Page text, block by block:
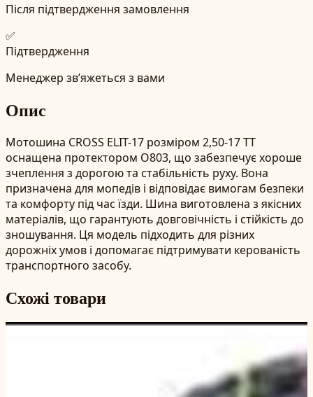
Після підтвердження замовлення
✅
Підтвердження
Менеджер зв’яжеться з вами
Опис
Мотошина CROSS ELIT-17 розміром 2,50-17 TT
оснащена протектором О803, що забезпечує хороше
зчеплення з дорогою та стабільність руху. Вона
призначена для мопедів і відповідає вимогам безпеки
та комфорту під час їзди. Шина виготовлена з якісних
матеріалів, що гарантують довговічність і стійкість до
зношування. Ця модель підходить для різних
дорожніх умов і допомагає підтримувати керованість
транспортного засобу.
Схожі товари